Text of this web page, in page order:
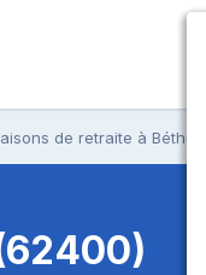
de retraite à Béthune